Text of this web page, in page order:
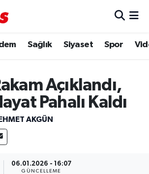
Sağlık Siyaset Spor
Açıklandı,
Pahalı Kaldı
AKGÜN
06.01.2026 - 16:07
GÜNCELLEME
dakika
ve Fikstür